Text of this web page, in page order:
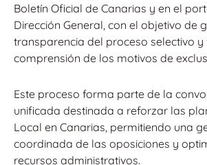
Boletín Oficial de Canarias y en el
Dirección General, con el objetivo de
transparencia del proceso selectivo
comprensión de los motivos de
Este proceso forma parte de la
unificada destinada a reforzar las
Local en Canarias, permitiendo una
coordinada de las oposiciones y
recursos administrativos.